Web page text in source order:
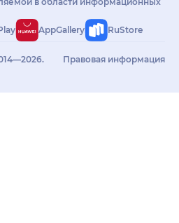
AppGallery RuStore
Правовая информация